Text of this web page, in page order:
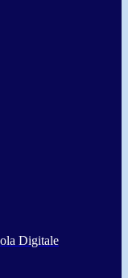
Digitale